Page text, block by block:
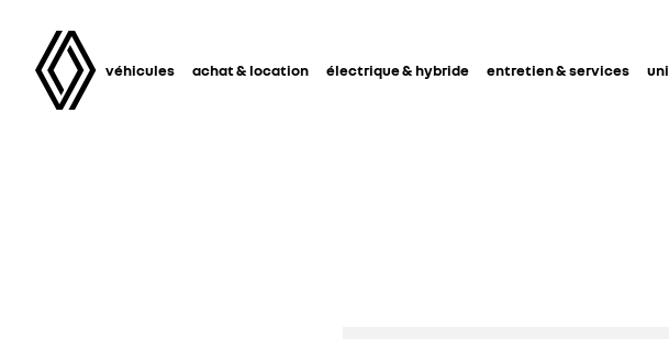
véhicules achat & location électrique & hybride entretien & services